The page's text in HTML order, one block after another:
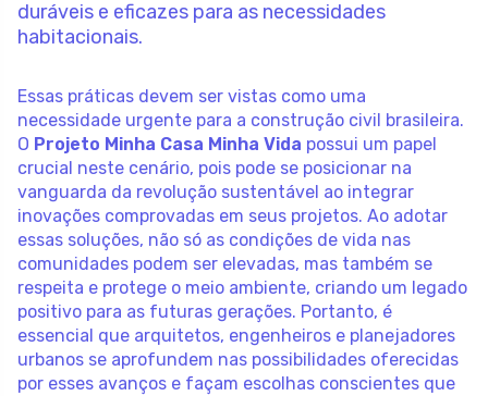
duráveis e eficazes para as necessidades
habitacionais.
Essas práticas devem ser vistas como uma
necessidade urgente para a construção civil brasileira.
O Projeto Minha Casa Minha Vida possui um papel
crucial neste cenário, pois pode se posicionar na
vanguarda da revolução sustentável ao integrar
inovações comprovadas em seus projetos. Ao adotar
essas soluções, não só as condições de vida nas
comunidades podem ser elevadas, mas também se
respeita e protege o meio ambiente, criando um legado
positivo para as futuras gerações. Portanto, é
essencial que arquitetos, engenheiros e planejadores
urbanos se aprofundem nas possibilidades oferecidas
por esses avanços e façam escolhas conscientes que